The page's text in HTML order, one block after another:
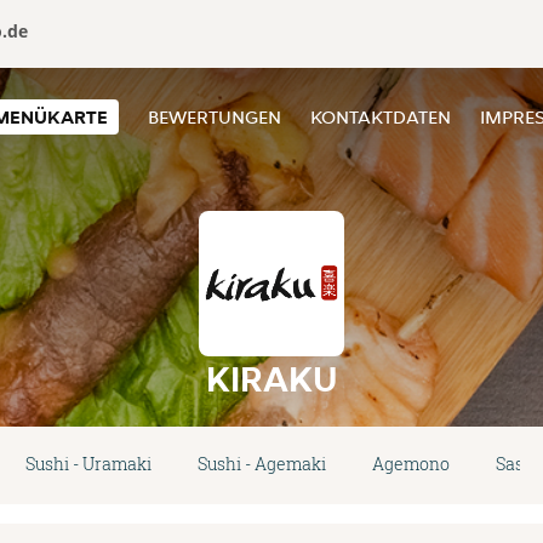
BEWERTUNGEN KONTAKTDATEN
KIRAKU
Sushi - Uramaki Sushi - Agemaki Agemono